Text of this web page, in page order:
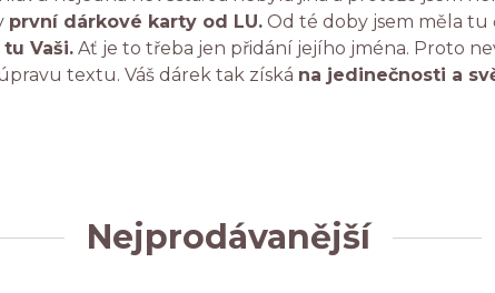
první dárkové karty od LU. Od té doby jsem měla tu
Vaši. Ať je to třeba jen přidání jejího jména. Proto
textu. Váš dárek tak získá na jedinečnosti a
Nejprodávanější